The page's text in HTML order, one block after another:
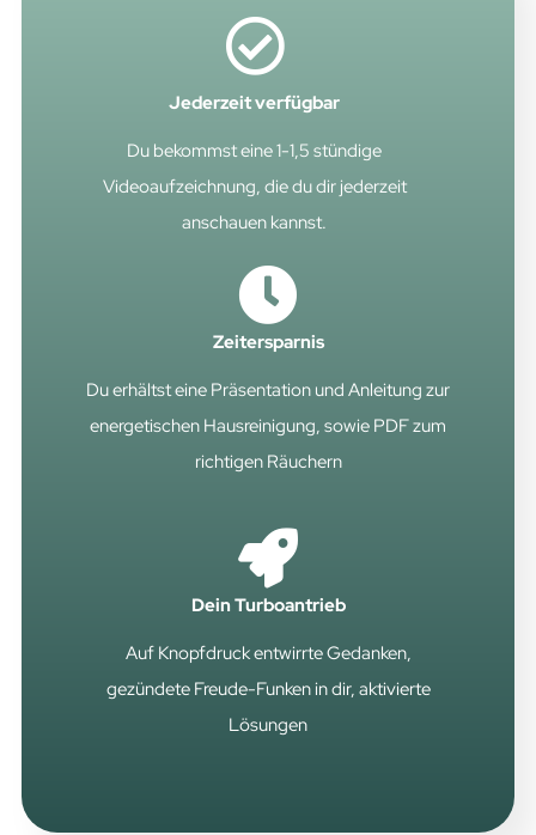
Jederzeit verfügbar
Du bekommst eine 1-1,5 stündige
Videoaufzeichnung, die du dir jederzeit
anschauen kannst.
Zeitersparnis
Du erhältst eine Präsentation und Anleitung zur
energetischen Hausreinigung, sowie PDF zum
richtigen Räuchern
Dein Turboantrieb
Auf Knopfdruck entwirrte Gedanken,
gezündete Freude-Funken in dir, aktivierte
Lösungen